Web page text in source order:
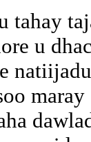
tahay
u